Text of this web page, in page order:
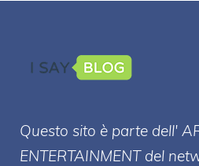
Questo sito è parte dell'
ENTERTAINMENT del